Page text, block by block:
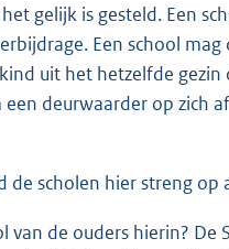
gelijk is gesteld. Een
Een school
uit het hetzelfde gezin
deurwaarder op zich
de scholen hier streng op
van de ouders hierin? De